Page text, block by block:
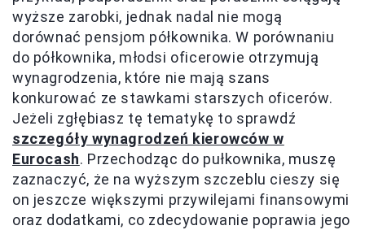
wyższe zarobki, jednak nadal nie mogą
dorównać pensjom półkownika. W porównaniu
do półkownika, młodsi oficerowie otrzymują
wynagrodzenia, które nie mają szans
konkurować ze stawkami starszych oficerów.
Jeżeli zgłębiasz tę tematykę to sprawdź
szczegóły wynagrodzeń kierowców w
Eurocash. Przechodząc do pułkownika, muszę
zaznaczyć, że na wyższym szczeblu cieszy się
on jeszcze większymi przywilejami finansowymi
oraz dodatkami, co zdecydowanie poprawia jego